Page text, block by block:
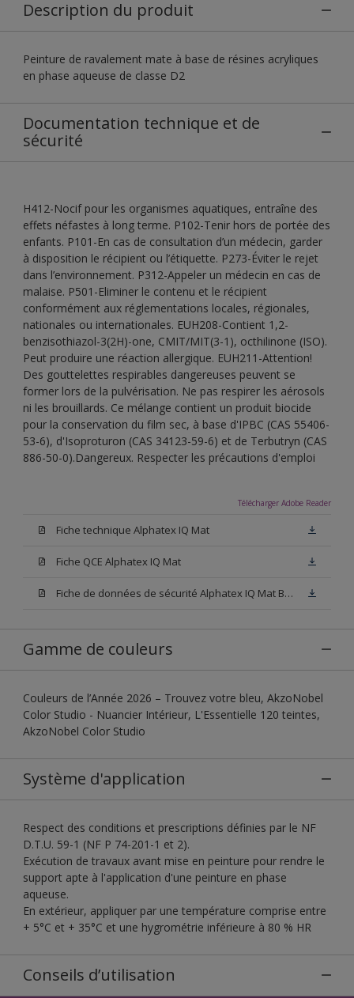
Description du produit
Peinture de ravalement mate à base de résines acryliques
en phase aqueuse de classe D2
Documentation technique et de
sécurité
H412-Nocif pour les organismes aquatiques, entraîne des
effets néfastes à long terme. P102-Tenir hors de portée des
enfants. P101-En cas de consultation d’un médecin, garder
à disposition le récipient ou l’étiquette. P273-Éviter le rejet
dans l’environnement. P312-Appeler un médecin en cas de
malaise. P501-Eliminer le contenu et le récipient
conformément aux réglementations locales, régionales,
nationales ou internationales. EUH208-Contient 1,2-
benzisothiazol-3(2H)-one, CMIT/MIT(3-1), octhilinone (ISO).
Peut produire une réaction allergique. EUH211-Attention!
Des gouttelettes respirables dangereuses peuvent se
former lors de la pulvérisation. Ne pas respirer les aérosols
ni les brouillards. Ce mélange contient un produit biocide
pour la conservation du film sec, à base d'IPBC (CAS 55406-
53-6), d'Isoproturon (CAS 34123-59-6) et de Terbutryn (CAS
886-50-0).Dangereux. Respecter les précautions d'emploi
Télécharger Adobe Reader
Fiche technique Alphatex IQ Mat
Fiche QCE Alphatex IQ Mat
Fiche de données de sécurité Alphatex IQ Mat Base W05
Gamme de couleurs
Couleurs de l’Année 2026 – Trouvez votre bleu, AkzoNobel
Color Studio - Nuancier Intérieur, L'Essentielle 120 teintes,
AkzoNobel Color Studio
Système d'application
Respect des conditions et prescriptions définies par le NF
D.T.U. 59-1 (NF P 74-201-1 et 2).
Exécution de travaux avant mise en peinture pour rendre le
support apte à l'application d'une peinture en phase
aqueuse.
En extérieur, appliquer par une température comprise entre
+ 5°C et + 35°C et une hygrométrie inférieure à 80 % HR
Conseils d’utilisation